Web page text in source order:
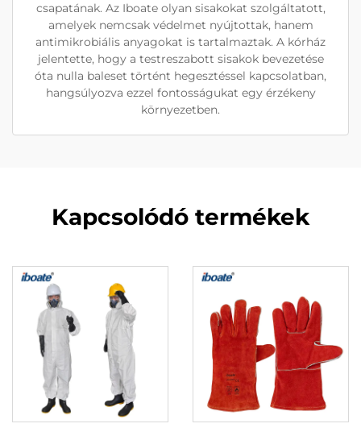
csapatának. Az Iboate olyan sisakokat szolgáltatott,
amelyek nemcsak védelmet nyújtottak, hanem
antimikrobiális anyagokat is tartalmaztak. A kórház
jelentette, hogy a testreszabott sisakok bevezetése
óta nulla baleset történt hegesztéssel kapcsolatban,
hangsúlyozva ezzel fontosságukat egy érzékeny
környezetben.
Kapcsolódó termékek